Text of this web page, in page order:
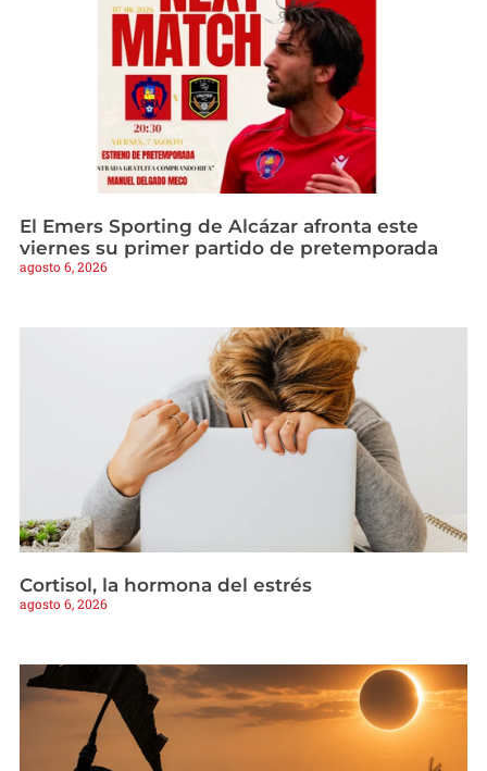
El Emers Sporting de Alcázar afronta este
viernes su primer partido de pretemporada
agosto 6, 2026
Cortisol, la hormona del estrés
agosto 6, 2026